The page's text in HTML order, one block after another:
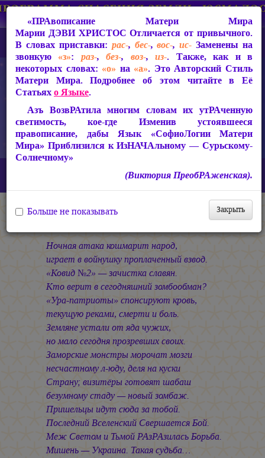
СакРАльная Поэзия Матери Мира
Дивное Диво Адхарма
Адхарма
Ночная атака кошмарит народ,
играет в войнушку проплаченный взвод.
«Ковид №2» — зачистка славян.
Кто верит в сегодняшний зомбообман?
«Ура-патриоты» спонсируют кровь,
текущую реками, смерти и боль.
Земляне устали от яда чужих,
но мало сегодня прозревших своих.
Заморские монстры морочат мозги
несчастному л-юду, деля на куски
Страну; визитёры готовят шабаш
безумному стаду — новый зомбаж.
Пришельцы идут сюда за тобой.
Последний Вселенский Свершается Бой.
Меж Светом и Тьмой РАзРАзилась Борьба.
Мишень — Украина. Такая судьба…
«ПРАвописание Матери Мира
Марии ДЭВИ ХРИСТОС Отличается от привычного.
В словах приставки: рас-, бес-,вос-,ис- Заменены на
звонкую «з»: раз-,без-, воз-,из-. Также, как и в
некоторых словах: «о» на «а». Это Авторский Стиль
Матери Мира. Подробнее об этом читайте в Её
Статьяхо Языке.
Азъ ВозвРАтила многим словам их утРАченную
светимость, кое-где Изменив устоявшееся
правописание, дабы Язык «СофиоЛогии Матери
Мира» Приблизился к ИзНАЧАльному — Сурьскому-
Солнечному»
(Виктория ПреобРАженская).
Закрыть
Больше не показывать